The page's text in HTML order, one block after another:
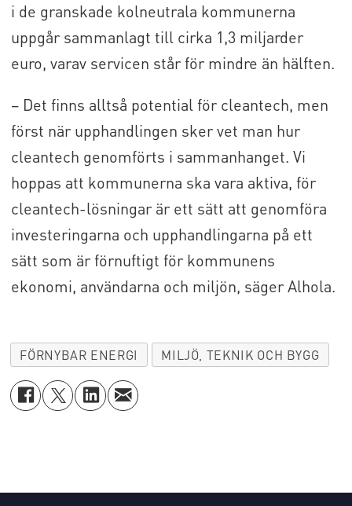
i de granskade kolneutrala kommunerna
uppgår sammanlagt till cirka 1,3 miljarder
euro, varav servicen står för mindre än hälften.
– Det finns alltså potential för cleantech, men
först när upphandlingen sker vet man hur
cleantech genomförts i sammanhanget. Vi
hoppas att kommunerna ska vara aktiva, för
cleantech-lösningar är ett sätt att genomföra
investeringarna och upphandlingarna på ett
sätt som är förnuftigt för kommunens
ekonomi, användarna och miljön, säger Alhola.
FÖRNYBAR ENERGI MILJÖ, TEKNIK OCH BYGG